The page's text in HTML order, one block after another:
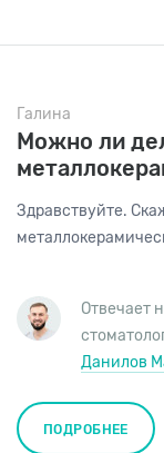
Галина
Можно ли
Здравствуйте.
ПОДРОБНЕЕ
Отвечает
Данилов